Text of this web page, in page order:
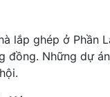
lắp ghép ở Phần
đồng. Những dự